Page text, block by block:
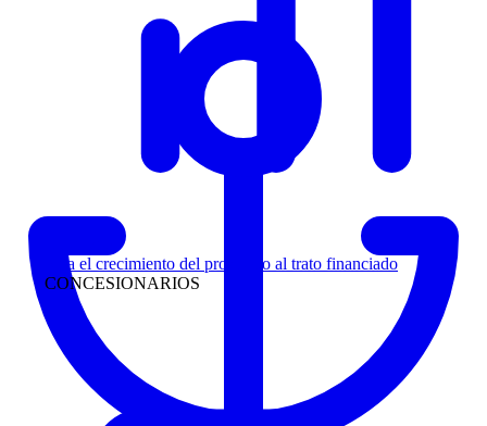
Siga el crecimiento del prospecto al trato financiado
CONCESIONARIOS